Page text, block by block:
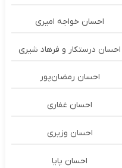
احسان خواجه امیری
احسان درستكار و فرهاد شيرى
احسان رمضان‌پور
احسان غفاری
احسان وزیری
احسان پایا